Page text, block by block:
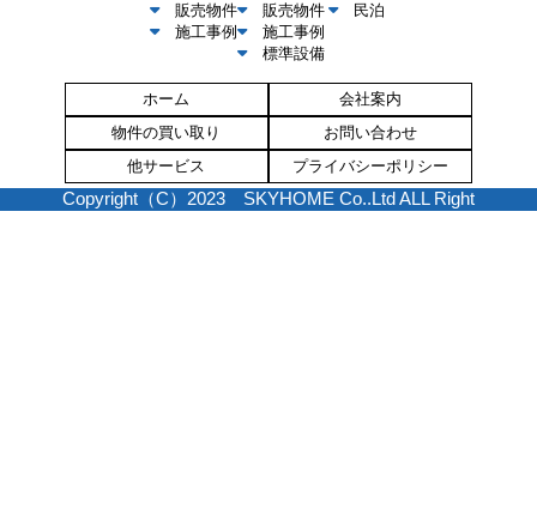
販売物件
施工事例
販売物件
施工事例
標準設備
民泊
ホーム
会社案内
物件の買い取り
お問い合わせ
他サービス
プライバシーポリシー
Copyright（C）2023 SKYHOME Co..Ltd ALL Right